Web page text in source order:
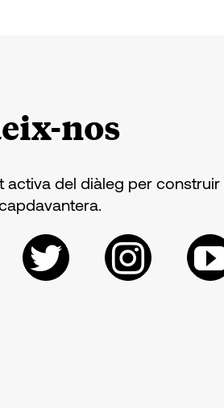
nos
activa del diàleg per construir